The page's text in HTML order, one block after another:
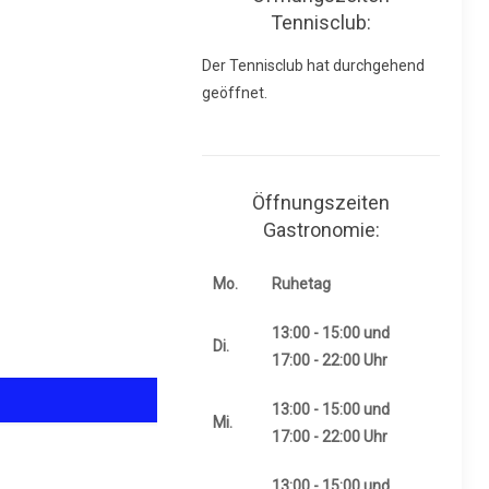
Tennisclub:
Der Tennisclub hat durchgehend
geöffnet.
Öffnungszeiten
Gastronomie:
Mo. Ruhetag
Di.
13:00 - 15:00 und
17:00 - 22:00 Uhr
Mi.
13:00 - 15:00 und
17:00 - 22:00 Uhr